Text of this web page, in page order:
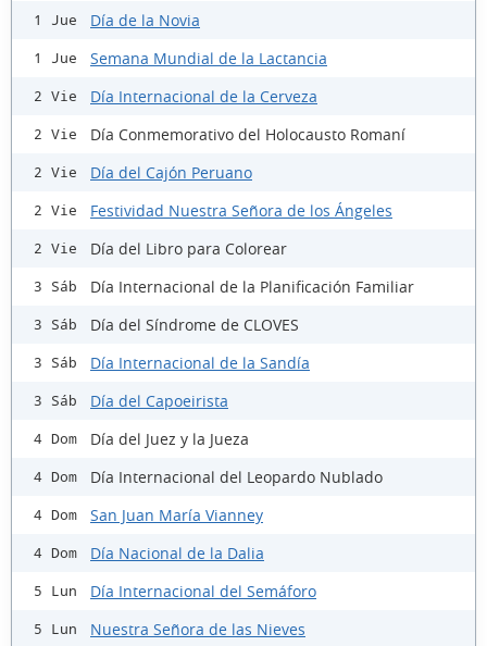
1 Jue Día de la Novia
1 Jue Semana Mundial de la Lactancia
2 Vie Día Internacional de la Cerveza
2 Vie Día Conmemorativo del Holocausto Romaní
2 Vie Día del Cajón Peruano
2 Vie Festividad Nuestra Señora de los Ángeles
2 Vie Día del Libro para Colorear
3 Sáb Día Internacional de la Planificación Familiar
3 Sáb Día del Síndrome de CLOVES
3 Sáb Día Internacional de la Sandía
3 Sáb Día del Capoeirista
4 Dom Día del Juez y la Jueza
4 Dom Día Internacional del Leopardo Nublado
4 Dom San Juan María Vianney
4 Dom Día Nacional de la Dalia
5 Lun Día Internacional del Semáforo
5 Lun Nuestra Señora de las Nieves